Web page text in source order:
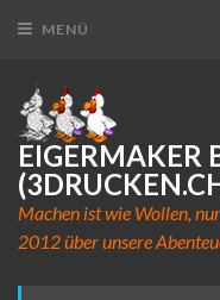
MENÜ
EIGERMAKER
Machen ist wie Wollen,
2012 über unsere